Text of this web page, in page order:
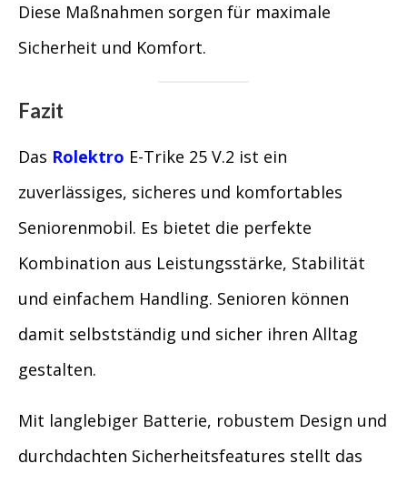
Diese Maßnahmen sorgen für maximale
Sicherheit und Komfort.
Fazit
Das Rolektro E-Trike 25 V.2 ist ein
zuverlässiges, sicheres und komfortables
Seniorenmobil. Es bietet die perfekte
Kombination aus Leistungsstärke, Stabilität
und einfachem Handling. Senioren können
damit selbstständig und sicher ihren Alltag
gestalten.
Mit langlebiger Batterie, robustem Design und
durchdachten Sicherheitsfeatures stellt das